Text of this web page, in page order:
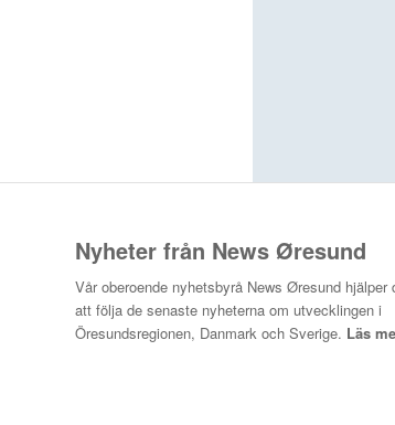
Nyheter från News Øresund
Vår oberoende nyhetsbyrå News Øresund hjälper
att följa de senaste nyheterna om utvecklingen i
Öresundsregionen, Danmark och Sverige. Läs